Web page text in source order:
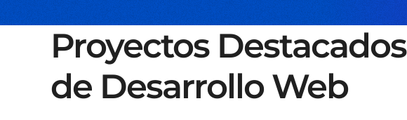
Proyectos Destacados
de Desarrollo Web